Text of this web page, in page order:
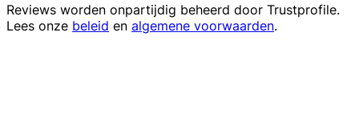
Reviews worden onpartijdig beheerd door Trustprofile.
Lees onze beleid en algemene voorwaarden.